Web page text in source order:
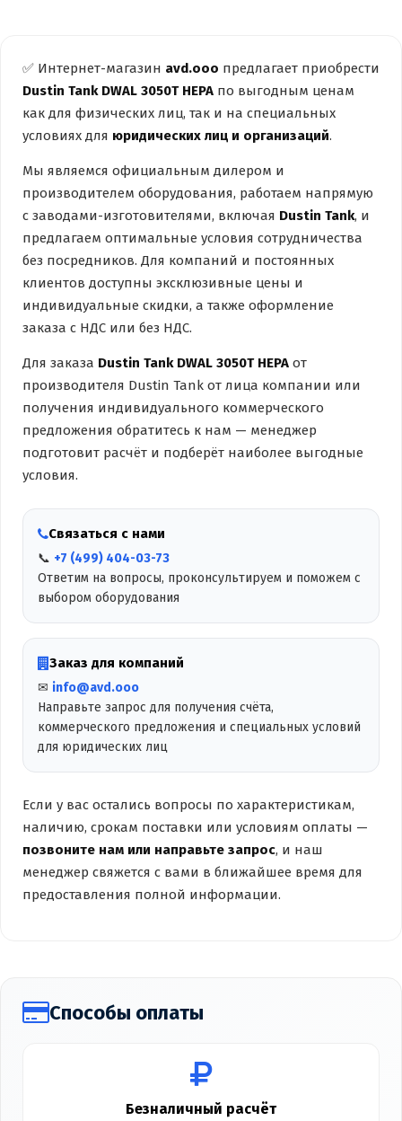
✅ Интернет-магазин avd.ooo предлагает приобрести
Dustin Tank DWAL 3050T HEPA по выгодным ценам
как для физических лиц, так и на специальных
условиях для юридических лиц и организаций.
Мы являемся официальным дилером и
производителем оборудования, работаем напрямую
с заводами-изготовителями, включая Dustin Tank, и
предлагаем оптимальные условия сотрудничества
без посредников. Для компаний и постоянных
клиентов доступны эксклюзивные цены и
индивидуальные скидки, а также оформление
заказа с НДС или без НДС.
Для заказа Dustin Tank DWAL 3050T HEPA от
производителя Dustin Tank от лица компании или
получения индивидуального коммерческого
предложения обратитесь к нам — менеджер
подготовит расчёт и подберёт наиболее выгодные
условия.
Связаться с нами
📞 +7 (499) 404-03-73
Ответим на вопросы, проконсультируем и поможем с
выбором оборудования
Заказ для компаний
✉ info@avd.ooo
Направьте запрос для получения счёта,
коммерческого предложения и специальных условий
для юридических лиц
Если у вас остались вопросы по характеристикам,
наличию, срокам поставки или условиям оплаты —
позвоните нам или направьте запрос, и наш
менеджер свяжется с вами в ближайшее время для
предоставления полной информации.
Способы оплаты
Безналичный расчёт